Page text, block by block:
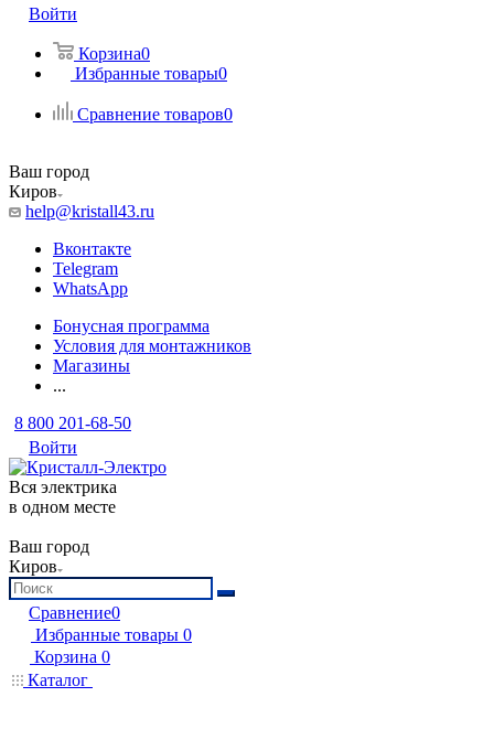
Войти
Корзина0
Избранные товары0
Сравнение товаров0
Ваш город
Киров
help@kristall43.ru
Вконтакте
Telegram
WhatsApp
Бонусная программа
Условия для монтажников
Магазины
...
8 800 201-68-50
Войти
Вся электрика
в одном месте
Ваш город
Киров
Сравнение0
Избранные товары 0
Корзина 0
Каталог